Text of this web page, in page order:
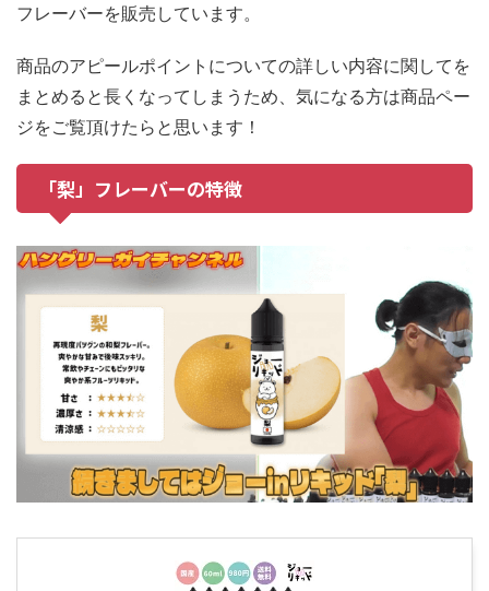
フレーバーを販売しています。
商品のアピールポイントについての詳しい内容に関してを
まとめると長くなってしまうため、気になる方は商品ペー
ジをご覧頂けたらと思います！
「梨」フレーバーの特徴